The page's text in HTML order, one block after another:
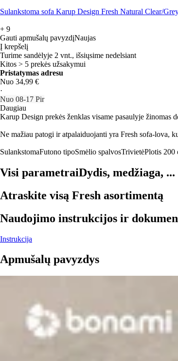
Sulankstoma sofa Karup Design Fresh Natural Clear/
+ 9
Gauti apmušalų pavyzdįNaujas
Į krepšelį
Turime sandėlyje 2 vnt., išsiųsime nedelsiant
Kitos > 5 prekės užsakymui
Pristatymas adresu
Nuo 34,99 €
·
Nuo 08‑17 Pir
Daugiau
Karup Design prekės ženklas visame pasaulyje
Ne mažiau patogi ir atpalaiduojanti yra Fresh sofa-lova,
SulankstomaFutono tipoSmėlio spalvosTrivietėPlotis 200
Visi parametraiDydis, medžiaga, ...
Atraskite visą Fresh asortimentą
Naudojimo instrukcijos ir
Instrukcija
Apmušalų pavyzdys